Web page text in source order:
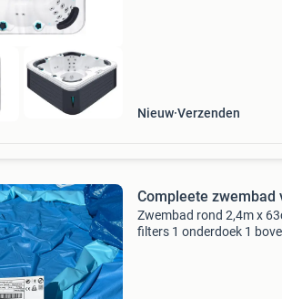
Nieuw Verzenden
Compleete zwembad
Zwembad rond 2,4m x
filters 1 onderdoek 1